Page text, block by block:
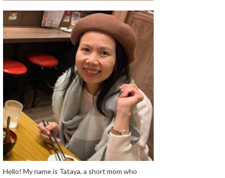
Hello! My name is Tataya, a short mom who